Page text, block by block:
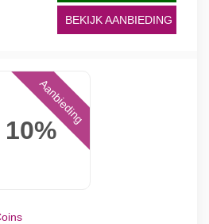
BEKIJK AANBIEDING
10%
Aanbieding